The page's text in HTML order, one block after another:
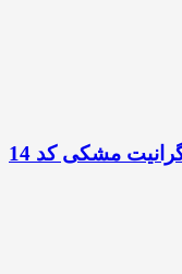
مشکی کد 14